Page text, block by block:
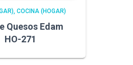
COCINA (HOGAR)
Quesos Edam
HO-271